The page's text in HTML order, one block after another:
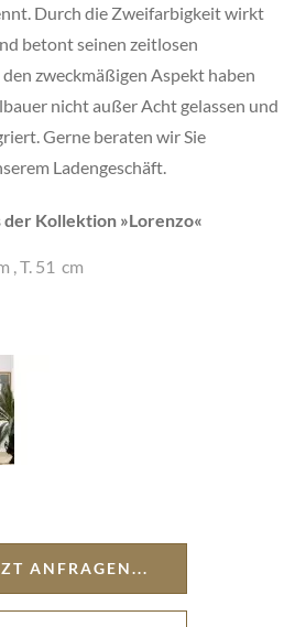
Durch die Zweifarbigkeit wirkt
betont seinen zeitlosen
zweckmäßigen Aspekt haben
nicht außer Acht gelassen und
Gerne beraten wir Sie
Ladengeschäft.
der Kollektion »Lorenzo«
T. 51 cm
ANFRAGEN...